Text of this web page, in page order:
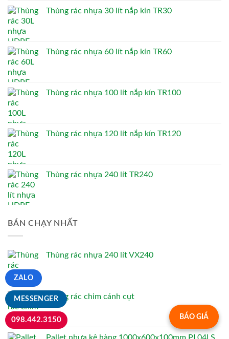
Thùng rác nhựa 30 lít nắp kín TR30
Thùng rác nhựa 60 lít nắp kín TR60
Thùng rác nhựa 100 lít nắp kín TR100
Thùng rác nhựa 120 lít nắp kín TR120
Thùng rác nhựa 240 lít TR240
BÁN CHẠY NHẤT
Thùng rác nhựa 240 lít VX240
Thùng rác chim cánh cụt
BÁO GIÁ
MESSENGER
ZALO
098.442.3150